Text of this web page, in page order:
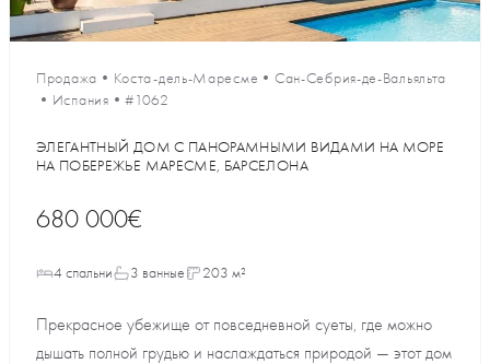
Продажа • Коста-дель-Маресме • Сан-Себрия-де-Вальяльта
• Испания •#1062
ЭЛЕГАНТНЫЙ ДОМ С ПАНОРАМНЫМИ ВИДАМИ НА МОРЕ
НА ПОБЕРЕЖЬЕ МАРЕСМЕ, БАРСЕЛОНА
680 000€
4 спальни 3 ванные 203 м²
Прекрасное убежище от повседневной суеты, где можно
дышать полной грудью и наслаждаться природой — этот дом